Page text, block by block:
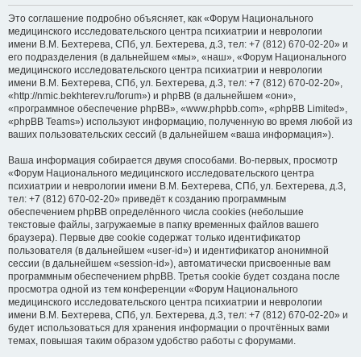
Это соглашение подробно объясняет, как «Форум Национального
медицинского исследовательского центра психиатрии и неврологии
имени В.М. Бехтерева, СПб, ул. Бехтерева, д.3, тел: +7 (812) 670-02-20» и
его подразделения (в дальнейшем «мы», «наш», «Форум Национального
медицинского исследовательского центра психиатрии и неврологии
имени В.М. Бехтерева, СПб, ул. Бехтерева, д.3, тел: +7 (812) 670-02-20»,
«http://nmic.bekhterev.ru/forum») и phpBB (в дальнейшем «они»,
«программное обеспечение phpBB», «www.phpbb.com», «phpBB Limited»,
«phpBB Teams») используют информацию, полученную во время любой из
ваших пользовательских сессий (в дальнейшем «ваша информация»).
Ваша информация собирается двумя способами. Во-первых, просмотр
«Форум Национального медицинского исследовательского центра
психиатрии и неврологии имени В.М. Бехтерева, СПб, ул. Бехтерева, д.3,
тел: +7 (812) 670-02-20» приведёт к созданию программным
обеспечением phpBB определённого числа cookies (небольшие
текстовые файлы, загружаемые в папку временных файлов вашего
браузера). Первые две cookie содержат только идентификатор
пользователя (в дальнейшем «user-id») и идентификатор анонимной
сессии (в дальнейшем «session-id»), автоматически присвоенные вам
программным обеспечением phpBB. Третья cookie будет создана после
просмотра одной из тем конференции «Форум Национального
медицинского исследовательского центра психиатрии и неврологии
имени В.М. Бехтерева, СПб, ул. Бехтерева, д.3, тел: +7 (812) 670-02-20» и
будет использоваться для хранения информации о прочтённых вами
темах, повышая таким образом удобство работы с форумами.